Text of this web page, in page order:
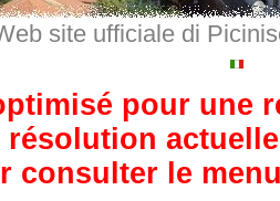
site ufficiale di
pour une
résolution
consulter le